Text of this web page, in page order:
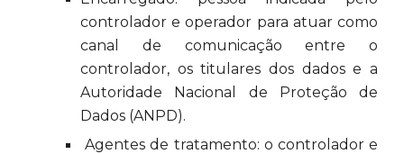
controlador e operador para atuar como
canal de comunicação entre o
controlador, os titulares dos dados e a
Autoridade Nacional de Proteção de
Dados (ANPD).
Agentes de tratamento: o controlador e